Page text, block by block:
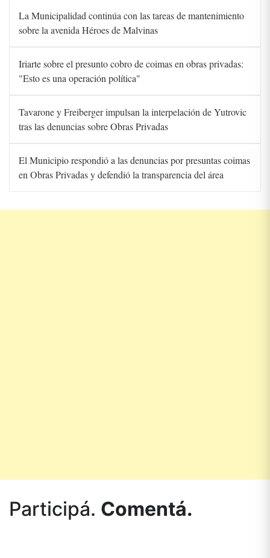
La Municipalidad continúa con las tareas de mantenimiento
sobre la avenida Héroes de Malvinas
Iriarte sobre el presunto cobro de coimas en obras privadas:
"Esto es una operación política"
Tavarone y Freiberger impulsan la interpelación de Yutrovic
tras las denuncias sobre Obras Privadas
El Municipio respondió a las denuncias por presuntas coimas
en Obras Privadas y defendió la transparencia del área
Participá. Comentá.